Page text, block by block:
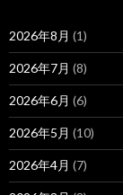
2026年8月 (1)
2026年7月 (8)
2026年6月 (6)
2026年5月 (10)
2026年4月 (7)